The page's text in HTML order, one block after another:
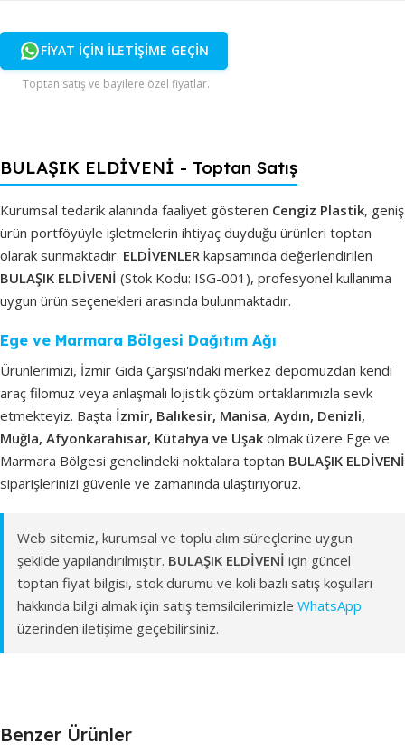
FİYAT İÇİN İLETİŞİME GEÇİN
Toptan satış ve bayilere özel fiyatlar.
BULAŞIK ELDİVENİ - Toptan Satış
Kurumsal tedarik alanında faaliyet gösteren Cengiz Plastik, geniş
ürün portföyüyle işletmelerin ihtiyaç duyduğu ürünleri toptan
olarak sunmaktadır. ELDİVENLER kapsamında değerlendirilen
BULAŞIK ELDİVENİ (Stok Kodu: ISG-001), profesyonel kullanıma
uygun ürün seçenekleri arasında bulunmaktadır.
Ege ve Marmara Bölgesi Dağıtım Ağı
Ürünlerimizi, İzmir Gıda Çarşısı'ndaki merkez depomuzdan kendi
araç filomuz veya anlaşmalı lojistik çözüm ortaklarımızla sevk
etmekteyiz. Başta İzmir, Balıkesir, Manisa, Aydın, Denizli,
Muğla, Afyonkarahisar, Kütahya ve Uşak olmak üzere Ege ve
Marmara Bölgesi genelindeki noktalara toptan BULAŞIK ELDİVENİ
siparişlerinizi güvenle ve zamanında ulaştırıyoruz.
Web sitemiz, kurumsal ve toplu alım süreçlerine uygun
şekilde yapılandırılmıştır. BULAŞIK ELDİVENİ için güncel
toptan fiyat bilgisi, stok durumu ve koli bazlı satış koşulları
hakkında bilgi almak için satış temsilcilerimizle WhatsApp
üzerinden iletişime geçebilirsiniz.
Benzer Ürünler